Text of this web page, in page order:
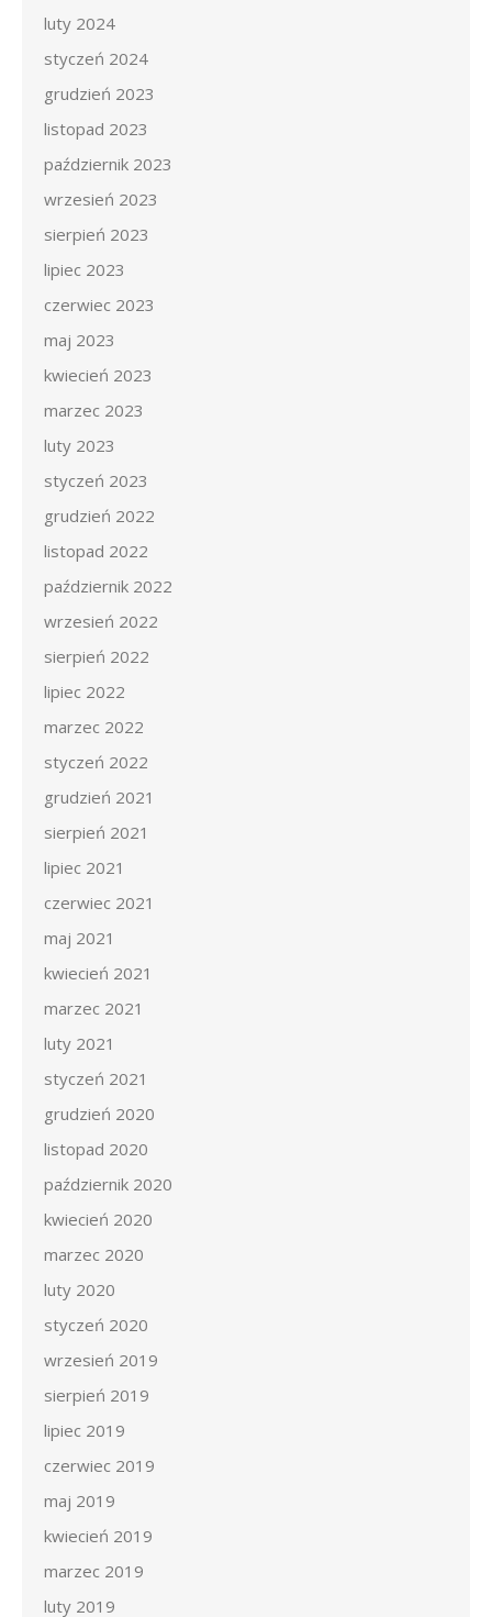
luty 2024
styczeń 2024
grudzień 2023
listopad 2023
październik 2023
wrzesień 2023
sierpień 2023
lipiec 2023
czerwiec 2023
maj 2023
kwiecień 2023
marzec 2023
luty 2023
styczeń 2023
grudzień 2022
listopad 2022
październik 2022
wrzesień 2022
sierpień 2022
lipiec 2022
marzec 2022
styczeń 2022
grudzień 2021
sierpień 2021
lipiec 2021
czerwiec 2021
maj 2021
kwiecień 2021
marzec 2021
luty 2021
styczeń 2021
grudzień 2020
listopad 2020
październik 2020
kwiecień 2020
marzec 2020
luty 2020
styczeń 2020
wrzesień 2019
sierpień 2019
lipiec 2019
czerwiec 2019
maj 2019
kwiecień 2019
marzec 2019
luty 2019